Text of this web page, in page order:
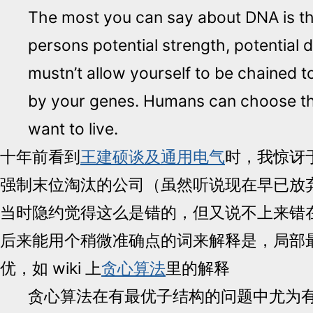
The most you can say about DNA is
persons potential strength, potential
mustn’t allow yourself to be chained
by your genes. Humans can choose
want to live.
十年前看到 王建硕谈及通用电气时，我惊讶
强制末位淘汰的公司（虽然听说现在早已放
当时隐约觉得这么是错的，但又说不上来错
后来能用个稍微准确点的词来解释是，局部
优，如 wiki 上贪心算法里的解释
贪心算法在有最优子结构的问题中尤为